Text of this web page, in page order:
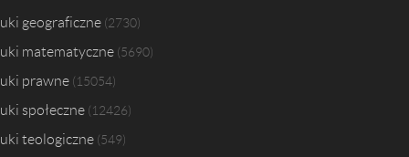
geograficzne 2730
matematyczne 5690
prawne 15054
społeczne 12426
teologiczne 549